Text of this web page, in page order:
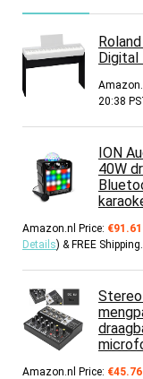
Digital
20:38
ION
40W
Amazon.nl Price: €91.61
Details) & FREE Shipping.
Amazon.nl Price: €45.76